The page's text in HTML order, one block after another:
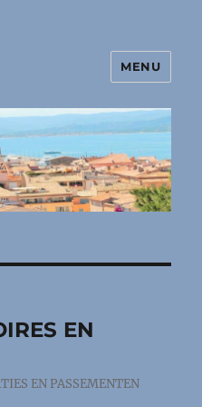
MENU
EN
EN PASSEMENTEN